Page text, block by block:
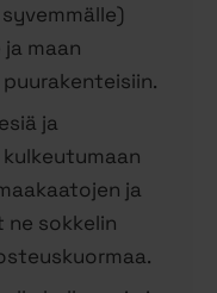
maan
ja
ja
ne sokkelin